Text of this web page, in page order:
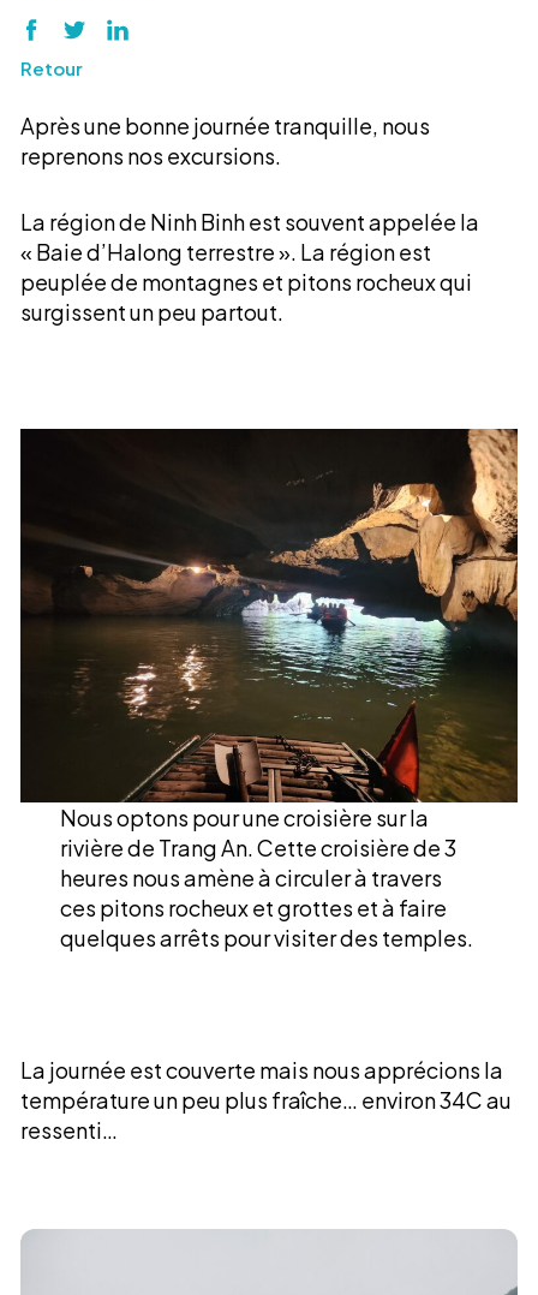
S
h
a
e
o
F
e
b
S
a
e
o
T
w
i
t
t
S
e
o
L
i
n
k
e
Retour
Après une bonne journée tranquille, nous
reprenons nos excursions.
La région de Ninh Binh est souvent appelée la
« Baie d’Halong terrestre ». La région est
peuplée de montagnes et pitons rocheux qui
surgissent un peu partout.
Nous optons pour une croisière sur la
rivière de Trang An. Cette croisière de 3
heures nous amène à circuler à travers
ces pitons rocheux et grottes et à faire
quelques arrêts pour visiter des temples.
La journée est couverte mais nous apprécions la
température un peu plus fraîche… environ 34C au
ressenti…